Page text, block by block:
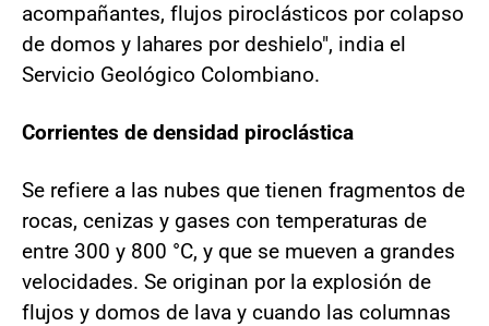
acompañantes, flujos piroclásticos por colapso
de domos y lahares por deshielo", india el
Servicio Geológico Colombiano.
Corrientes de densidad piroclástica
Se refiere a las nubes que tienen fragmentos de
rocas, cenizas y gases con temperaturas de
entre 300 y 800 °C, y que se mueven a grandes
velocidades. Se originan por la explosión de
flujos y domos de lava y cuando las columnas